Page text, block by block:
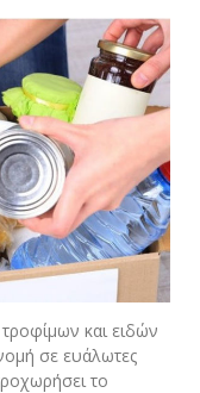
και ειδών
σε ευάλωτες
το